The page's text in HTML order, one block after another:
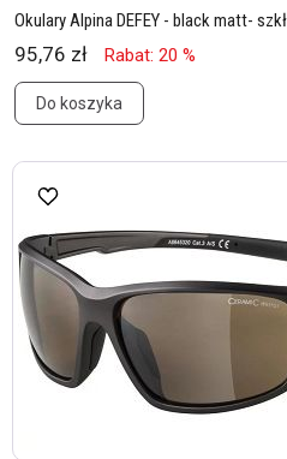
Okulary Alpina DEFEY - black matt-
95,76 zł Rabat: 20 %
Do koszyka